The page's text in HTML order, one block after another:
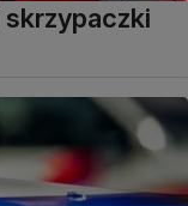
skrzypaczki